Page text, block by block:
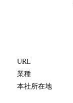
URL
業種
本社所在地